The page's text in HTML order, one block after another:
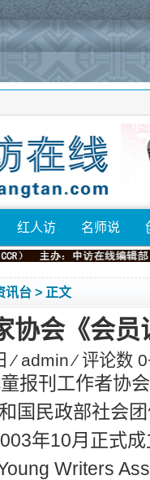
红人访 名师说
讯台 > 正文
协会《会
⁄ admin⁄ 评论数
报刊工作者协
国民政部社会
年10月正式
Writers